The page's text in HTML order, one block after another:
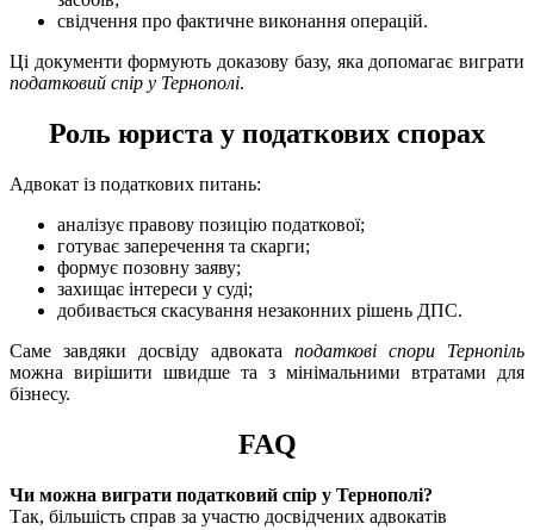
свідчення про фактичне виконання операцій.
Ці документи формують доказову базу, яка допомагає виграти
податковий спір у Тернополі.
Роль юриста у податкових спорах
Адвокат із податкових питань:
аналізує правову позицію податкової;
готуває заперечення та скарги;
формує позовну заяву;
захищає інтереси у суді;
добивається скасування незаконних рішень ДПС.
Саме завдяки досвіду адвоката податкові спори Тернопіль
можна вирішити швидше та з мінімальними втратами для
бізнесу.
FAQ
Чи можна виграти податковий спір у Тернополі?
Так, більшість справ за участю досвідчених адвокатів